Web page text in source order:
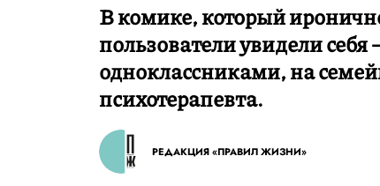
В комике, который
пользователи увидели
одноклассниками, на
психотерапевта.
РЕДАКЦИЯ «ПРАВИЛ ЖИЗНИ»